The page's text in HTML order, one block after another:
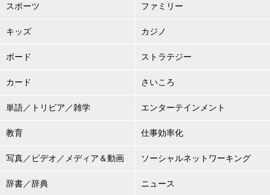
スポーツ ファミリー
キッズ カジノ
ボード ストラテジー
カード さいころ
単語／トリビア／雑学 エンターテインメント
教育 仕事効率化
写真／ビデオ／メディア＆動画 ソーシャルネットワーキング
辞書／辞典 ニュース